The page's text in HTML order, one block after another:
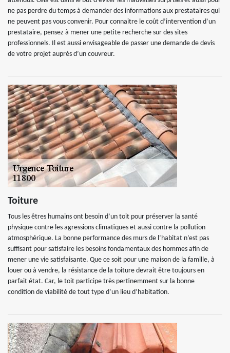
ne pas perdre du temps à demander des informations aux prestataires qui
ne peuvent pas vous convenir. Pour connaitre le coût d’intervention d’un
prestataire, pensez à mener une petite recherche sur des sites
professionnels. Il est aussi envisageable de passer une demande de devis
de votre projet auprès d’un couvreur.
Toiture
Tous les êtres humains ont besoin d’un toit pour préserver la santé
physique contre les agressions climatiques et aussi contre la pollution
atmosphérique. La bonne performance des murs de l’habitat n’est pas
suffisant pour satisfaire les besoins fondamentaux des hommes afin de
mener une vie satisfaisante. Que ce soit pour une maison de la famille, à
louer ou à vendre, la résistance de la toiture devrait être toujours en
parfait état. Car, le toit participe très pertinemment sur la bonne
condition de viabilité de tout type d’un lieu d’habitation.